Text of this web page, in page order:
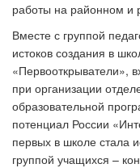
работы на районном и
Вместе с группой
истоков создания в
«Первооткрыватели»,
при организации
образовательной
потенциал России
первых в школе стала
группой учащихся –